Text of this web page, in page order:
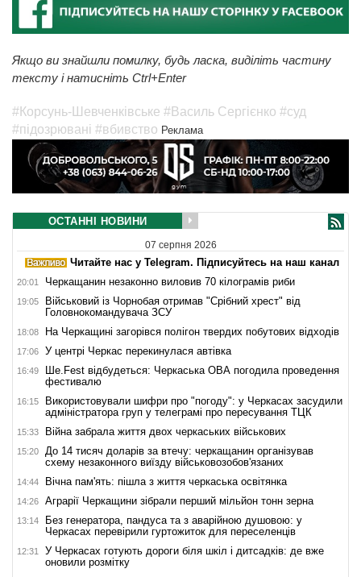
Якщо ви знайшли помилку, будь ласка, виділіть частину
тексту і натисніть Ctrl+Enter
#Корсунь-Шевченківське #Василь Сергієнко #суд
#підозрювані #вбивство Реклама
ОСТАННІ НОВИНИ
07 серпня 2026
Читайте нас у Telegram. Підписуйтесь на наш канал
20:01 Черкащанин незаконно виловив 70 кілограмів риби
19:05
Військовий із Чорнобая отримав "Срібний хрест" від
Головнокомандувача ЗСУ
18:08 На Черкащині загорівся полігон твердих побутових відходів
17:06 У центрі Черкас перекинулася автівка
16:49
Ше.Fest відбудеться: Черкаська ОВА погодила проведення
фестивалю
16:15
Використовували шифри про "погоду": у Черкасах засудили
адміністратора груп у телеграмі про пересування ТЦК
15:33 Війна забрала життя двох черкаських військових
15:20
До 14 тисяч доларів за втечу: черкащанин організував
схему незаконного виїзду військовозобов'язаних
14:44 Вічна пам'ять: пішла з життя черкаська освітянка
14:26 Аграрії Черкащини зібрали перший мільйон тонн зерна
13:14
Без генератора, пандуса та з аварійною душовою: у
Черкасах перевірили гуртожиток для переселенців
12:31
У Черкасах готують дороги біля шкіл і дитсадків: де вже
оновили розмітку